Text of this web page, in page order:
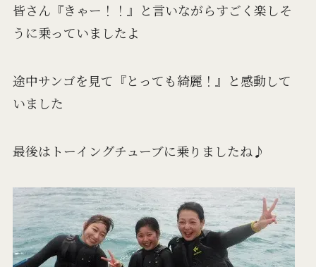
皆さん『きゃー！！』と言いながらすごく楽しそ
うに乗っていましたよ
途中サンゴを見て『とっても綺麗！』と感動して
いました
最後はトーイングチューブに乗りましたね♪